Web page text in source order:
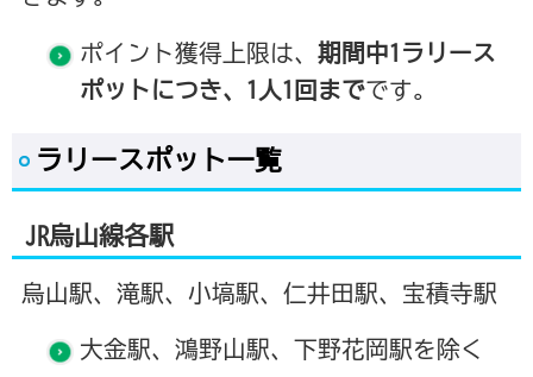
ポイント獲得上限は、 期間中1ラリース
ポットにつき、1人1回までです。
ラリースポット一覧
JR烏山線各駅
烏山駅、滝駅、小塙駅、仁井田駅、宝積寺駅
大金駅、鴻野山駅、下野花岡駅を除く